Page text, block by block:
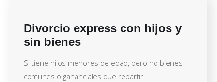
Divorcio express con hijos y
sin bienes
Si tiene hijos menores de edad, pero no bienes
comunes o gananciales que repartir